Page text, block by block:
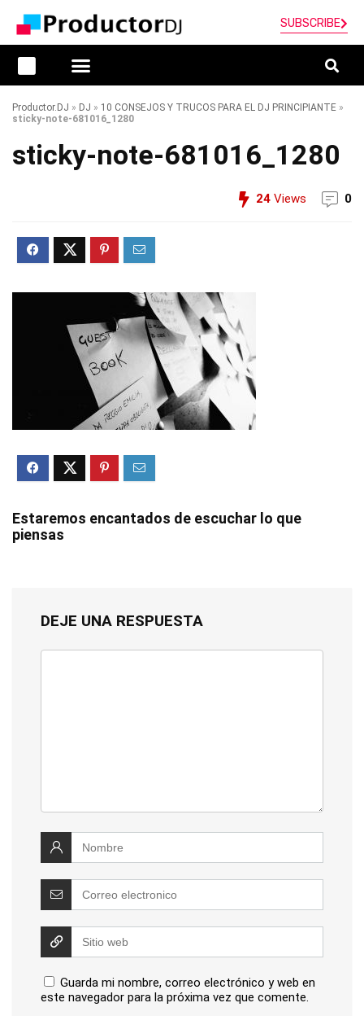
SUBSCRIBE
Productor.DJ » DJ » 10 CONSEJOS Y TRUCOS PARA EL DJ PRINCIPIANTE »
sticky-note-681016_1280
sticky-note-681016_1280
24 Views 0
Estaremos encantados de escuchar lo que
piensas
DEJE UNA RESPUESTA
Guarda mi nombre, correo electrónico y web en
este navegador para la próxima vez que comente.